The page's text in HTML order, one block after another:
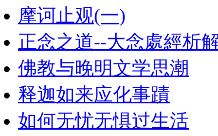
摩诃止观(一)
正念之道--大念處經析
佛教与晚明文学思潮
释迦如来应化事蹟
如何无忧无惧过生活